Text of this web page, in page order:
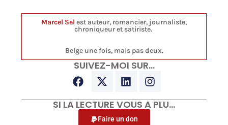
Marcel Sel est auteur, romancier, journaliste,
chroniqueur et satiriste.
Belge une fois, mais pas deux.
SUIVEZ-MOI SUR…
SI LA LECTURE VOUS A PLU…
Faire un don